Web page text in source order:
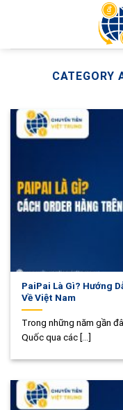
CATEGORY
PaiPai Là Gì? Hướng
Về Việt Nam
Trong những năm gần
Quốc qua các [...]